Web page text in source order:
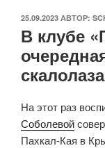
ОПУБЛИКОВАНО
25.09.2023 АВТОР:
В клубе
На этот раз
Соболевой
Пахкал-Кая в